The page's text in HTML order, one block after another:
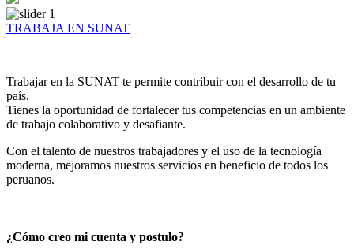
TRABAJA EN SUNAT
Trabajar en la SUNAT te permite contribuir con el desarrollo de tu
país.
Tienes la oportunidad de fortalecer tus competencias en un ambiente
de trabajo colaborativo y desafiante.
Con el talento de nuestros trabajadores y el uso de la tecnología
moderna, mejoramos nuestros servicios en beneficio de todos los
peruanos.
¿Cómo creo mi cuenta y postulo?